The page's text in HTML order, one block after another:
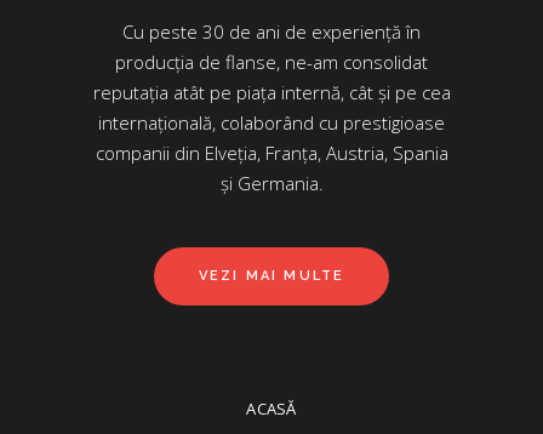
Cu peste 30 de ani de experiență în
producția de flanse, ne-am consolidat
reputația atât pe piața internă, cât și pe cea
internațională, colaborând cu prestigioase
companii din Elveția, Franța, Austria, Spania
și Germania.
VEZI MAI MULTE
ACASĂ